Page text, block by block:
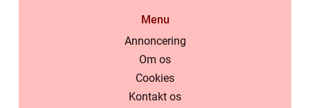
Menu
Annoncering
Om os
Cookies
Kontakt os